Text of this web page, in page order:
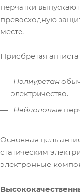
перчатки
превосходную
месте.
Приобретая
Полиуретан
электричество.
Нейлоновые
Основная цель
статическим
электронные